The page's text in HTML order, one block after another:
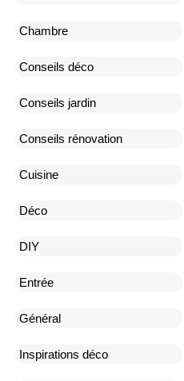
Chambre
Conseils déco
Conseils jardin
Conseils rénovation
Cuisine
Déco
DIY
Entrée
Général
Inspirations déco